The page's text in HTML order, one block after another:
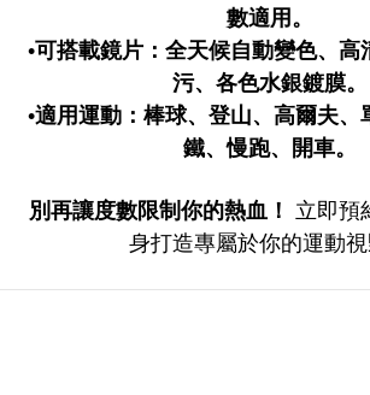
數適用。
•可搭載鏡片：全天候自動變色、高
污、各色水銀鍍膜。
•適用運動：棒球、登山、高爾夫、
鐵、慢跑、開車。
別再讓度數限制你的熱血！
立即預
身打造專屬於你的運動視